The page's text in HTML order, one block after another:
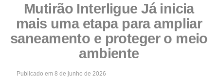
Mutirão Interligue Já inicia
mais uma etapa para ampliar
saneamento e proteger o meio
ambiente
Publicado em 8 de junho de 2026